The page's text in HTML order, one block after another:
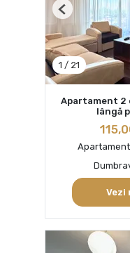
1 / 21
Previous
Apartament 2
lângă
Vezi